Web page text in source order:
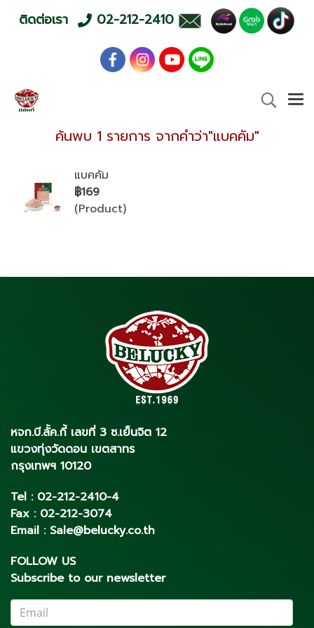
ติดต่อเรา 02-212-2410
ค้นพบ 1 รายการ จากคำว่า"แบคคัม"
แบคคัม
฿169
(Product)
หจก.บี.ลั้ค.กี้ เลขที่ 3 ซ.เย็นจิต 12
แขวงทุ่งวัดดอน เขตสาทร
กรุงเทพฯ 10120
Tel : 02-212-2410-4
Fax : 02-212-3074
Email : Sale@belucky.co.th
FOLLOW US
Subscribe to our newsletter